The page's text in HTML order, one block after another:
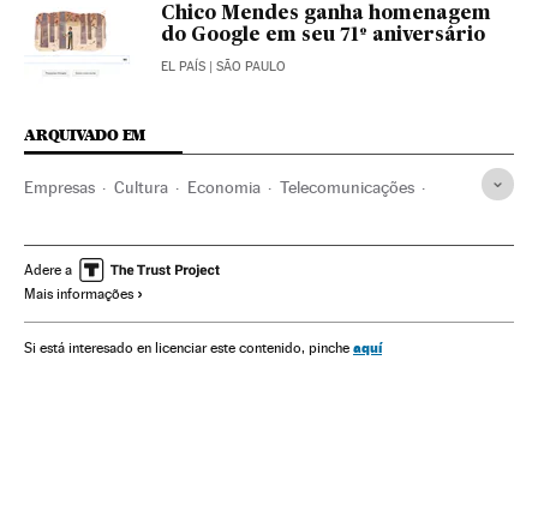
Chico Mendes ganha homenagem
do Google em seu 71º aniversário
EL PAÍS | SÃO PAULO
ARQUIVADO EM
Empresas Cultura Economia Telecomunicações
Google Motores pesquisa
Adere a
Mais informações
Si está interesado en licenciar este contenido, pinche aquí